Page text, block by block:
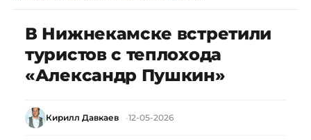
В Нижнекамске встретили
туристов с теплохода
«Александр Пушкин»
Кирилл Давкаев 12-05-2026